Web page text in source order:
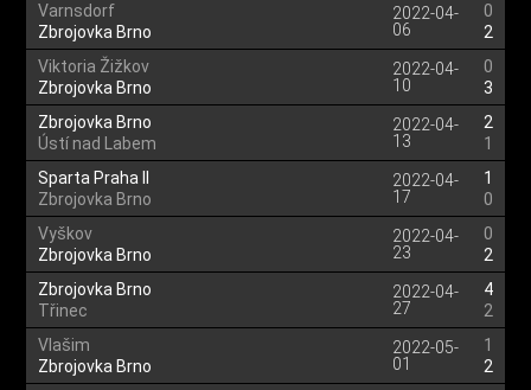
Varnsdorf
Zbrojovka Brno
2022-04-
06
0
2
Viktoria Žižkov
Zbrojovka Brno
2022-04-
10
0
3
Zbrojovka Brno
Ústí nad Labem
2022-04-
13
2
1
Sparta Praha II
Zbrojovka Brno
2022-04-
17
1
0
Vyškov
Zbrojovka Brno
2022-04-
23
0
2
Zbrojovka Brno
Třinec
2022-04-
27
4
2
Vlašim
Zbrojovka Brno
2022-05-
01
1
2